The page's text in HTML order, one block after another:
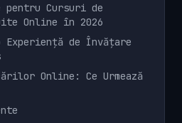
pentru Cursuri de
Online în 2026
de Învățare
Online: Ce Urmează